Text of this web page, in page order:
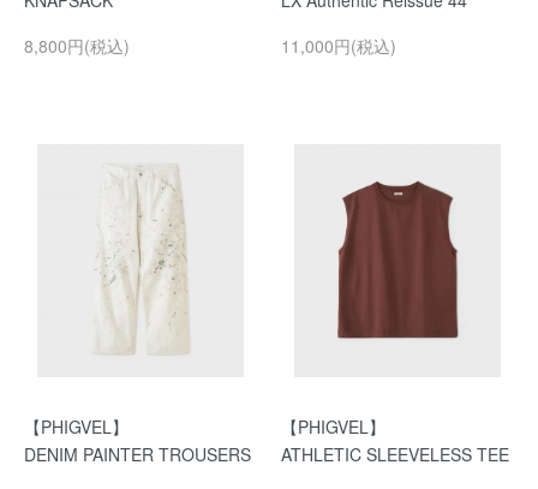
8,800円(税込)
11,000円(税込)
【PHIGVEL】
DENIM PAINTER TROUSERS
【PHIGVEL】
ATHLETIC SLEEVELESS TEE